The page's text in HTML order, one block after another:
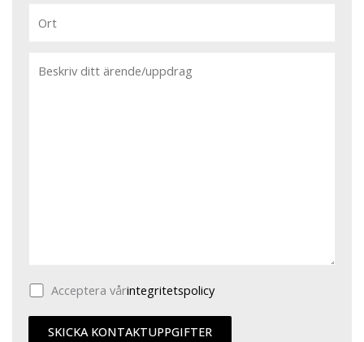
Acceptera vårintegritetspolicy